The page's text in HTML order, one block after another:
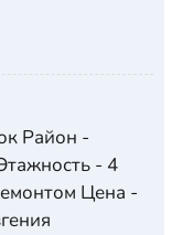
Район -
- 4
Цена -